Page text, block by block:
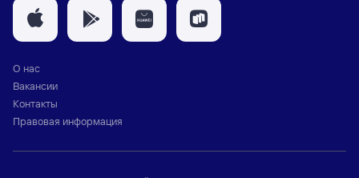
О нас
Вакансии
Контакты
Правовая информация